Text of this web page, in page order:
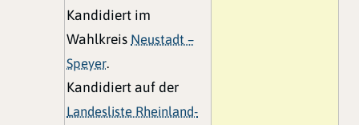
Kandidiert im
Wahlkreis Neustadt –
Speyer.
Kandidiert auf der
Landesliste Rheinland-